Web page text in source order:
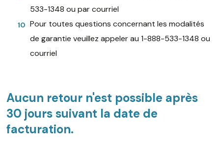
533-1348 ou par courriel
Pour toutes questions concernant les modalités
de garantie veuillez appeler au 1-888-533-1348 ou
courriel
Aucun retour n'est possible après
30 jours suivant la date de
facturation.